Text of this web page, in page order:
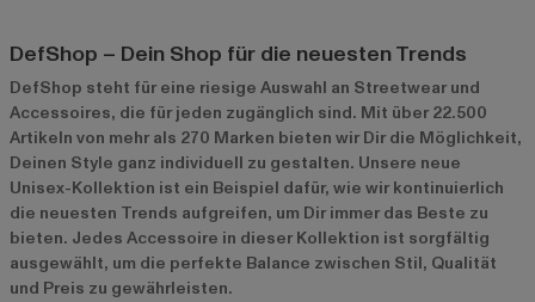
DefShop – Dein Shop für die neuesten Trends
DefShop steht für eine riesige Auswahl an Streetwear und
Accessoires, die für jeden zugänglich sind. Mit über 22.500
Artikeln von mehr als 270 Marken bieten wir Dir die Möglichkeit,
Deinen Style ganz individuell zu gestalten. Unsere neue
Unisex-Kollektion ist ein Beispiel dafür, wie wir kontinuierlich
die neuesten Trends aufgreifen, um Dir immer das Beste zu
bieten. Jedes Accessoire in dieser Kollektion ist sorgfältig
ausgewählt, um die perfekte Balance zwischen Stil, Qualität
und Preis zu gewährleisten.